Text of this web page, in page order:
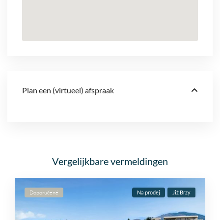
Plan een (virtueel) afspraak
Vergelijkbare vermeldingen
Doporučené Na prodej Již Brzy